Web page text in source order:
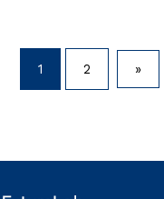
1 2 »